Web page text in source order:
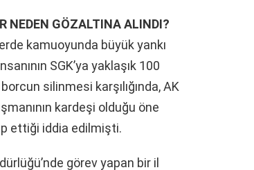
NEDEN GÖZALTINA ALINDI?
kamuoyunda büyük yankı
SGK’ya yaklaşık 100
silinmesi karşılığında, AK
kardeşi olduğu öne
ettiği iddia edilmişti.
görev yapan bir il